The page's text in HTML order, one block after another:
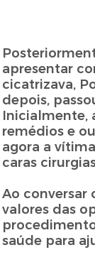
apresentar
cicatrizava,
depois,
Inicialmente,
remédios e
agora a
caras
Ao conversar
valores das
saúde para